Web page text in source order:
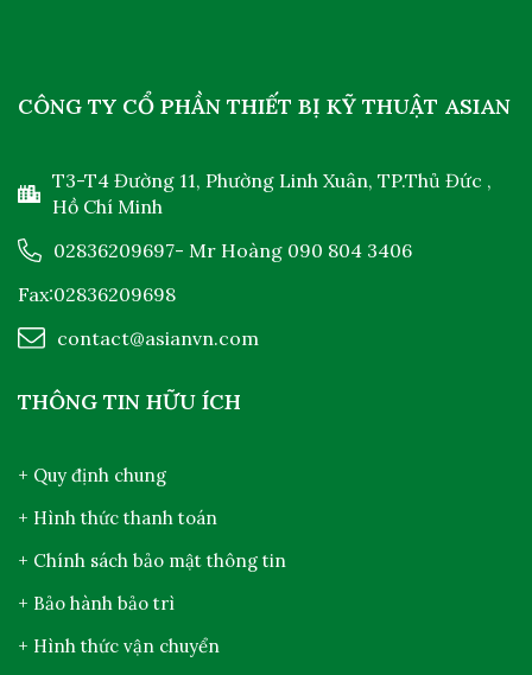
CÔNG TY CỔ PHẦN THIẾT BỊ KỸ THUẬT ASIAN
T3-T4 Đường 11, Phường Linh Xuân, TP.Thủ Đức ,
Hồ Chí Minh
02836209697- Mr Hoàng 090 804 3406
Fax:02836209698
contact@asianvn.com
THÔNG TIN HỮU ÍCH
+ Quy định chung
+ Hình thức thanh toán
+ Chính sách bảo mật thông tin
+ Bảo hành bảo trì
+ Hình thức vận chuyển